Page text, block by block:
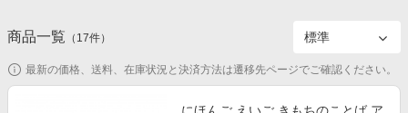
食品・スイーツ・お酒
コスメ・健康・医薬品
初回購入者限定特典
対象ストア新規限定特典
商品一覧 （ 17件）
最新の価格、送料、在庫状況と決済方法は遷移先ページでご確認ください。